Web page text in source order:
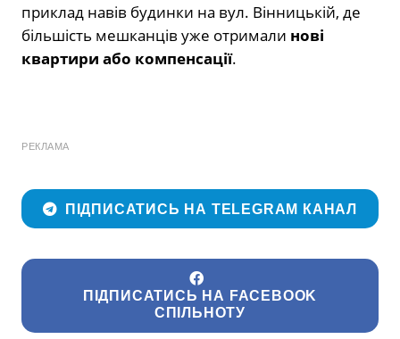
приклад навів будинки на вул. Вінницькій, де
більшість мешканців уже отримали нові
квартири або компенсації.
РЕКЛАМА
ПІДПИСАТИСЬ НА TELEGRAM КАНАЛ
ПІДПИСАТИСЬ НА FACEBOOK
СПІЛЬНОТУ